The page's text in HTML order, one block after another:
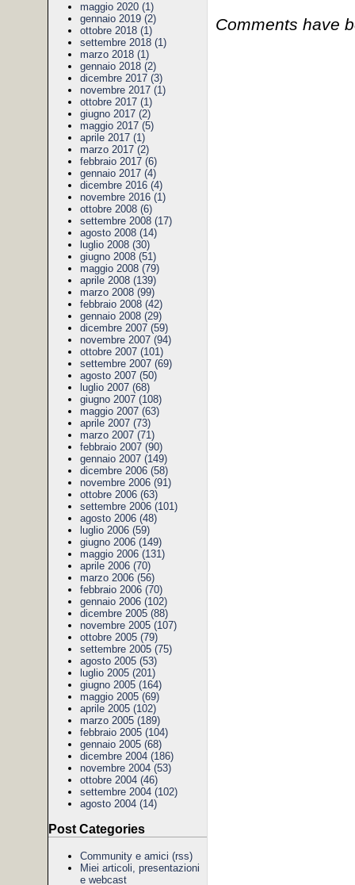
maggio 2020 (1)
gennaio 2019 (2)
ottobre 2018 (1)
settembre 2018 (1)
marzo 2018 (1)
gennaio 2018 (2)
dicembre 2017 (3)
novembre 2017 (1)
ottobre 2017 (1)
giugno 2017 (2)
maggio 2017 (5)
aprile 2017 (1)
marzo 2017 (2)
febbraio 2017 (6)
gennaio 2017 (4)
dicembre 2016 (4)
novembre 2016 (1)
ottobre 2008 (6)
settembre 2008 (17)
agosto 2008 (14)
luglio 2008 (30)
giugno 2008 (51)
maggio 2008 (79)
aprile 2008 (139)
marzo 2008 (99)
febbraio 2008 (42)
gennaio 2008 (29)
dicembre 2007 (59)
novembre 2007 (94)
ottobre 2007 (101)
settembre 2007 (69)
agosto 2007 (50)
luglio 2007 (68)
giugno 2007 (108)
maggio 2007 (63)
aprile 2007 (73)
marzo 2007 (71)
febbraio 2007 (90)
gennaio 2007 (149)
dicembre 2006 (58)
novembre 2006 (91)
ottobre 2006 (63)
settembre 2006 (101)
agosto 2006 (48)
luglio 2006 (59)
giugno 2006 (149)
maggio 2006 (131)
aprile 2006 (70)
marzo 2006 (56)
febbraio 2006 (70)
gennaio 2006 (102)
dicembre 2005 (88)
novembre 2005 (107)
ottobre 2005 (79)
settembre 2005 (75)
agosto 2005 (53)
luglio 2005 (201)
giugno 2005 (164)
maggio 2005 (69)
aprile 2005 (102)
marzo 2005 (189)
febbraio 2005 (104)
gennaio 2005 (68)
dicembre 2004 (186)
novembre 2004 (53)
ottobre 2004 (46)
settembre 2004 (102)
agosto 2004 (14)
Post Categories
Community e amici (rss)
Miei articoli, presentazioni
e webcast
Comments have